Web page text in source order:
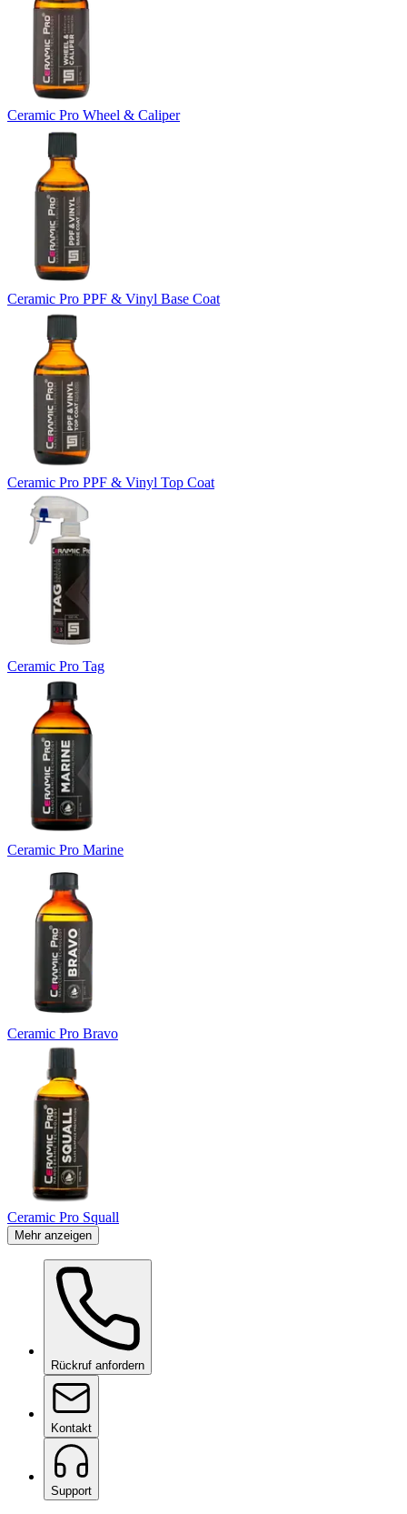
Ceramic Pro Wheel & Caliper
Ceramic Pro PPF & Vinyl Base Coat
Ceramic Pro PPF & Vinyl Top Coat
Ceramic Pro Tag
Ceramic Pro Marine
Ceramic Pro Bravo
Ceramic Pro Squall
Mehr anzeigen
Rückruf anfordern
Kontakt
Support